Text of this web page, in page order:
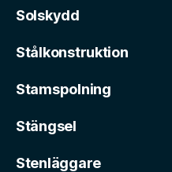
Solskydd
Stålkonstruktion
Stamspolning
Stängsel
Stenläggare